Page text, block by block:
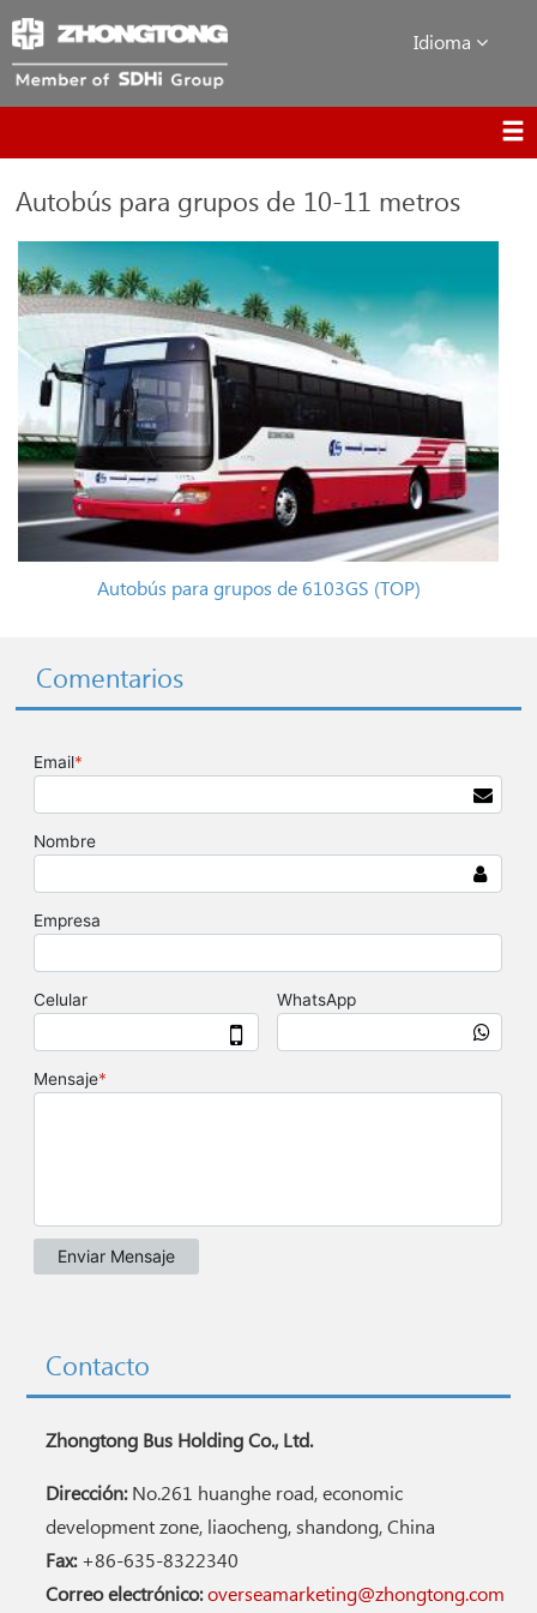
Idioma
Autobús para grupos de 10-11 metros
Autobús para grupos de 6103GS (TOP)
Comentarios
Contacto
Zhongtong Bus Holding Co., Ltd.
Dirección:No.261 huanghe road, economic
development zone, liaocheng, shandong, China
Fax:+86-635-8322340
Correo electrónico:overseamarketing@zhongtong.com